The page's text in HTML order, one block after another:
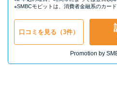
※SMBCモビットは、消費者金融系のカー
口コミを見る（3件）
Promotion by